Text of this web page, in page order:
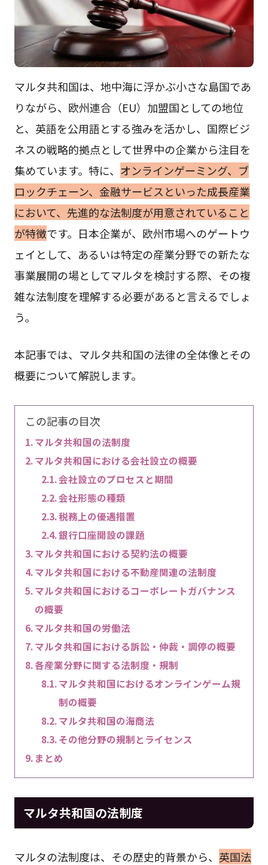
マルタ共和国は、地中海に浮かぶ小さな島国であ
りながら、欧州連合（EU）加盟国としての地位
と、英語を公用語とする強みを活かし、国際ビジ
ネスの戦略的拠点として世界中の企業から注目を
集めています。特に、 オンラインゲーミング、ブ
ロックチェーン、金融サービスといった成長産業
において、先進的な法制度が用意されていること
が特徴です。日本企業が、欧州市場へのゲートウ
ェイとして、あるいは特定の産業分野での新たな
事業展開の場としてマルタを検討する際、その複
雑な法制度を理解する必要があると言えるでしょ
う。
本記事では、マルタ共和国の法律の全体像とその
概要について解説します。
この記事の目次
マルタ共和国の法制度
マルタ共和国における会社設立の概要
会社設立のプロセスと期間
会社形態の種類
税務上の優遇措置
銀行口座開設の課題
マルタ共和国における契約法の概要
マルタ共和国における不動産関連の法制度
マルタ共和国におけるコーポレートガバナンス
の概要
マルタ共和国の労働法
マルタ共和国における訴訟・仲裁・調停の概要
各産業分野に関する法制度・規制
マルタ共和国におけるオンラインゲーム規
制の概要
マルタ共和国の海商法
その他分野の規制とライセンス
まとめ
マルタ共和国の法制度
マルタの法制度は、その歴史的背景から、 英国法